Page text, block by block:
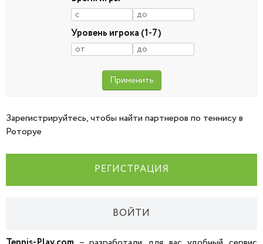
Уровень игрока (1-7)
Зарегистрируйтесь, чтобы найти партнеров по теннису в
Роторуе
РЕГИСТРАЦИЯ
ВОЙТИ